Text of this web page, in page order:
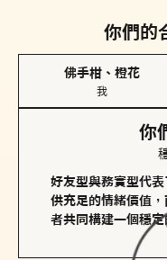
你們的
佛手柑、橙花
我
你
好友型與務實型代
供充足的情緒價值
者共同構建一個穩